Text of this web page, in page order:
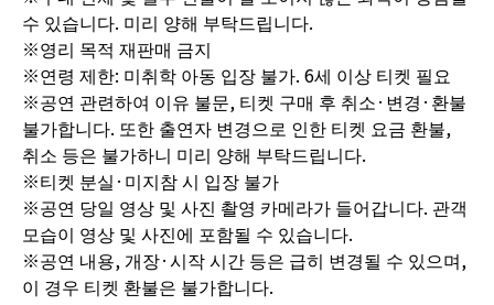
수 있습니다. 미리 양해 부탁드립니다.
※영리 목적 재판매 금지
※연령 제한: 미취학 아동 입장 불가. 6세 이상 티켓 필요
※공연 관련하여 이유 불문, 티켓 구매 후 취소·변경·환불
불가합니다. 또한 출연자 변경으로 인한 티켓 요금 환불,
취소 등은 불가하니 미리 양해 부탁드립니다.
※티켓 분실·미지참 시 입장 불가
※공연 당일 영상 및 사진 촬영 카메라가 들어갑니다. 관객
모습이 영상 및 사진에 포함될 수 있습니다.
※공연 내용, 개장·시작 시간 등은 급히 변경될 수 있으며,
이 경우 티켓 환불은 불가합니다.